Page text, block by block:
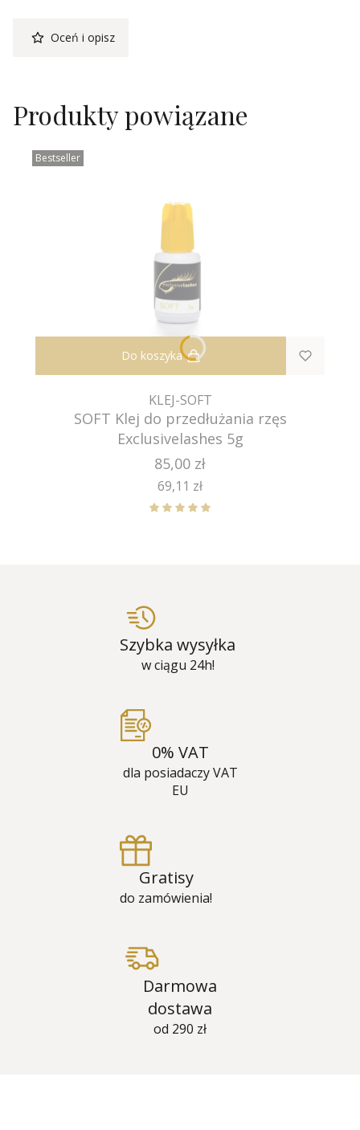
Oceń i opisz
Produkty powiązane
Bestseller
Do koszyka
KLEJ-SOFT
SOFT Klej do przedłużania rzęs
Exclusivelashes 5g
Cena
85,00 zł
Cena
69,11 zł
Szybka wysyłka
w ciągu 24h!
0% VAT
dla posiadaczy VAT
EU
Gratisy
do zamówienia!
Darmowa
dostawa
od 290 zł